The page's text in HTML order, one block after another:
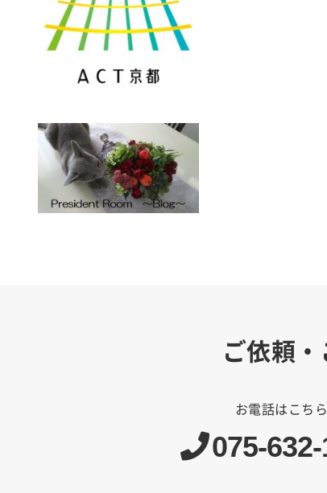
ご依頼
お電話はこちら
075-